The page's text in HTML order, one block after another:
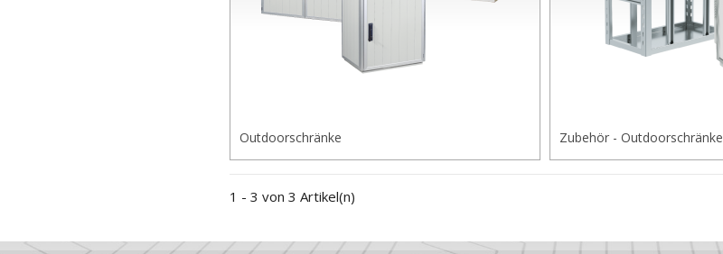
Outdoorschränke Zubehör - Outdoorschränke
1 - 3 von 3 Artikel(n)